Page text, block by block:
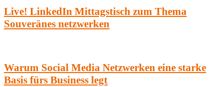
Live! LinkedIn Mittagstisch zum Thema
Souveränes netzwerken
Warum Social Media Netzwerken eine starke
Basis fürs Business legt